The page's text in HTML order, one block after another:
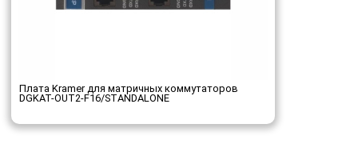
Плата Kramer для матричных коммутаторов
DGKAT-OUT2-F16/STANDALONE